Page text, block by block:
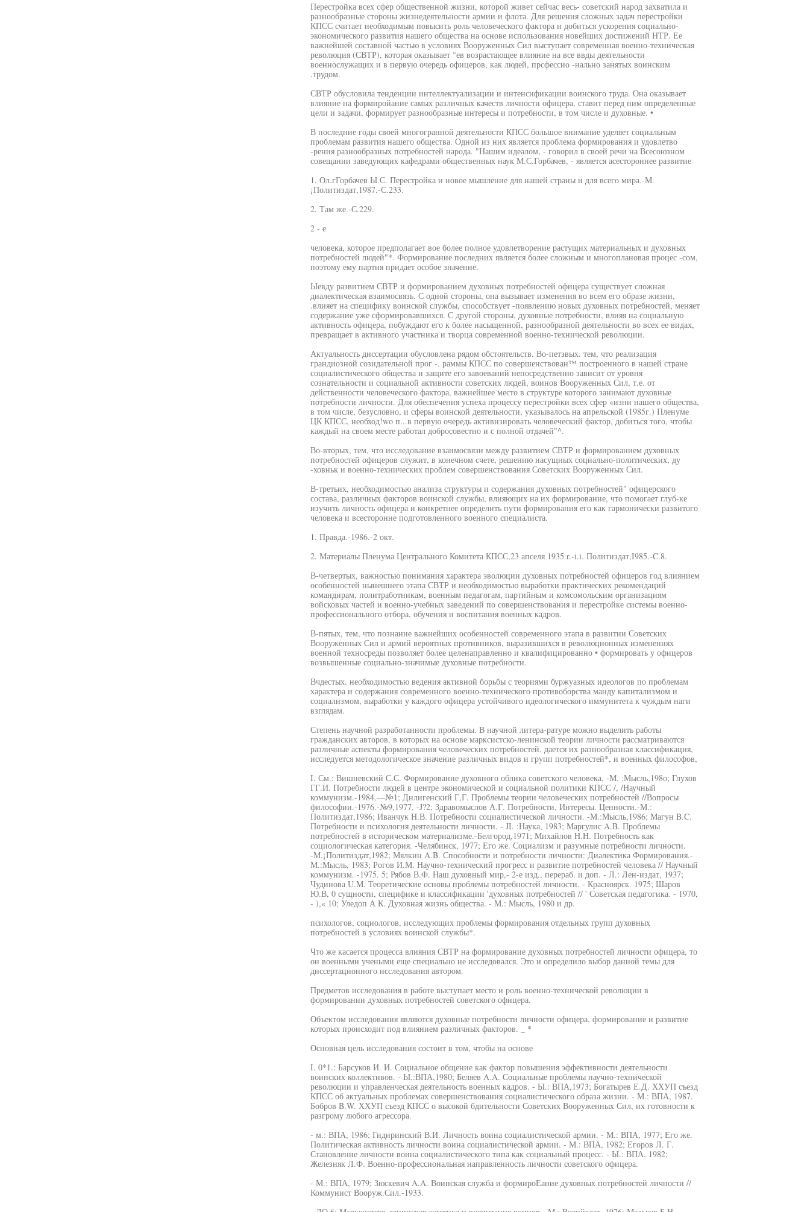
Перестройка всех сфер общественной жизни, которой живет сейчас весь- советский народ захватила и
разнообразные стороны жизнедеятельности армии и флота. Для решения сложных задач перестройки
КПСС считает необходимым повысить роль человеческого фактора и добиться ускорения социально-
экономического развития нашего общества на основе использования новейших достижений НТР. Ее
важнейшей составной частью в условиях Вооруженных Сил выступает современная военно-техническая
революция (СВТР), которая оказывает °ев возрастающее влияние на все ввды деятельности
военнослужащих и в первую очередь офицеров, как людей, прсфессио -нально занятых воинским
.трудом.
СВТР обусловила тенденции интеллектуализации и интенсификации воинского труда. Она оказывает
влияние на формиройание самых различных качеств личности офицера, ставит перед ним определенные
цели и задачи, формирует разнообразные интересы и потребности, в том числе и духовные. •
В последние годы своей многогранной деятельности КПСС большое внимание уделяет социальным
проблемам развития нашего общества. Одной из них является проблема формирования и удовлетво
-рения разнообразных потребностей народа. "Нашим идеалом, - говорил в своей речи на Всесоюзном
совещании заведующих кафедрами общественных наук М.С.Горбачев, - является асестороннее развитие
1. Ол.гГорбачев Ы.С. Перестройка и новое мышление для нашей страны и для всего мира.-М.
¡Политиздат,1987.-С.233.
2. Там же.-С.229.
2 - е
человека, которое предполагает вое более полное удовлетворение растущих материальных и духовных
потребностей людей"*. Формирование последних является более сложным и многоплановая процес -сом,
поэтому ему партия придает особое значение.
Ыевду развитием СВТР и формированием духовных потребностей офицера существует сложная
диалектическая взаимосвязь. С одной стороны, она вызывает изменения во всем его образе жизни,
.влияет на специфику воинской службы, способствует -появлению новых духовных потребностей, меняет
содержание уже сформировавшихся. С другой стороны, духовные потребности, влияя на социальную
активность офицера, побуждают его к более насыщенной, разнообразной деятельности во всех ее видах,
превращает в активного участника и творца современной военно-технической революции.
Актуальность диссертации обусловлена рядом обстоятельств. Во-петзвых. тем, что реализация
грандиозной созидательной прог -. раммы КПСС по совершенствован™ построенного в нашей стране
социалистического общества и защите его завоеваний непосредственно зависит от уровня
сознательности и социальной активности советских людей, воинов Вооруженных Сил, т.е. от
действенности человеческого фактора, важнейшее место в структуре которого занимают духовные
потребности личности. Для обеспечения успеха процессу перестройки всех сфер «изни нашего общества,
в том числе, безусловно, и сферы воинской деятельности, указывалось на апрельской (1985г.) Пленуме
ЦК КПСС, необход!wo п...в первую очередь активизировать человеческий фактор, добиться того, чтобы
каждый на своем месте работал добросовестно и с полной отдачей"^.
Во-вторых, тем, что исследование взаимосвязи между развитием СВТР и формированием духовных
потребностей офицеров служит, в конечном счете, решению насущных социально-политических, ду
-ховньк и военно-технических проблем совершенствования Советских Вооруженных Сил.
В-третьих, необходимостью анализа структуры и содержания духовных потребностей" офицерского
состава, различных факторов воинской службы, влияющих на их формирование, что помогает глуб-ке
изучить личность офицера и конкретнее определить пути формирования его как гармонически развитого
человека и всесторонне подготовленного военного специалиста.
1. Правда.-1986.-2 окт.
2. Материалы Пленума Центрального Комитета КПСС,23 апселя 1935 r.-i.i. Политиздат,I985.-C.8.
В-четвертых, важностью понимания характера эволюции духовных потребностей офицеров год влиянием
особенностей нынешнего этапа СВТР и необходимостью выработки практических рекомендаций
командирам, политработникам, военным педагогам, партийным и комсомольским организациям
войсковых частей и военно-учебных заведений по совершенствования и перестройке системы военно-
профессионального отбора, обучения и воспитания военных кадров.
В-пятых, тем, что познание важнейших особенностей современного этапа в развитии Советских
Вооруженных Сил и армий вероятных противников, выразившихся в революционных изменениях
военной техносреды позволяет более целенаправленно и квалифицированно • формировать у офицеров
возвышенные социально-значимые духовные потребности.
Вчдестых. необходимостью ведения активной борьбы с теориями буржуазных идеологов по проблемам
характера и содержания современного военно-технического противоборства манду капитализмом и
социализмом, выработки у каждого офицера устойчивого идеологического иммунитета к чуждым наги
взглядам.
Степень научной разработанности проблемы. В научной литера-ратуре можно выделить работы
гражданских авторов, в которых на основе марксистско-ленинской теории личности рассматриваются
различные аспекты формирования человеческих потребностей, дается их разнообразная классификация,
исследуется методологическое значение различных видов и групп потребностей*, и военных философов,
I. См.: Вишневский С.С. Формирование духовного облика советского человека. -М. :Мысль,198о; Глухов
ГГ.И. Потребности людей в центре экономической и социальной политики КПСС /, /Научный
коммунизм.-1984.—№1; Днлигенский Г,Г. Проблемы теории человеческих потребностей //Вопросы
философии.-1976.-№9,1977. -J?2; Здравомыслов А.Г. Потребности, Интересы. Ценности.-М.:
Политиздат,1986; Иванчук Н.В. Потребности социалистической личности. -М.:Мысль,1986; Магун B.C.
Потребности и психология деятельности личности. - JI. :Наука, 1983; Маргулис A.B. Проблемы
потребностей в историческом материализме.-Белгород,1971; Михайлов H.H. Потребность как
социологическая категория. -Челябинск, 1977; Его же. Социализм и разумные потребности личности.
-М.¡Политиздат,1982; Мялкин A.B. Способности и потребности личности: Диалектика Формирования.-
М.:Мысль, 1983; Рогов И.М. Научно-технический прогресс и развитие потребностей человека // Научный
коммунизм. -1975. 5; Рябов В.Ф. Наш духовный мир,- 2-е изд., перераб. и доп. - Л.: Лен-издат, 1937;
Чудинова U.M. Теоретические основы проблемы потребностей личности. - Красноярск. 1975; Шаров
Ю.В, 0 сущности, специфике и классификации 'духовных потребностей // ' Советская педагогика. - 1970,
- ),« 10; Уледоп А К. Духовная жизнь общества. - М.: Мысль, 1980 и др.
психологов, социологов, исследующих проблемы формирования отдельных групп духовных
потребностей в условиях воинской службы*.
Что же касается процесса влияния СВТР на формирование духовных потребностей личности офицера, то
он военными учеными еще специально не исследовался. Это и определило выбор данной темы для
диссертационного исследования автором.
Предметов исследования в работе выступает место и роль военно-технической революции в
формировании духовных потребностей советского офицера.
Объектом исследования являются духовные потребности личности офицера, формирование и развитие
которых происходит под влиянием различных факторов. _ *
Основная цель исследования состоит в том, чтобы на основе
I. 0*1.: Барсуков И. И. Социальное общение как фактор повышения эффективности деятельности
воинских коллективов. - Ы.:ВПА,1980; Беляев A.A. Социальные проблемы научно-технической
революции и управленческая деятельность военных кадров. - Ы.: ВПА,1973; Богатырев Е.Д. ХХУП съезд
КПСС об актуальных проблемах совершенствования социалистического образа жизни. - М.: ВПА, 1987.
Бобров B.W. ХХУП съезд КПСС о высокой бдительности Советских Вооруженных Сил, их готовности к
разгрому любого агрессора.
- м.: ВПА, 1986; Гидиринский В.И. Личность воина социалистической армии. - М.: ВПА, 1977; Его же.
Политическая активность личности воина социалистической армии. - М.: ВПА, 1982; Егоров Л. Г.
Становление личности воина социалистического типа как социальный процесс. - Ы.: ВПА, 1982;
Железняк Л.Ф. Военно-профессиональная направленность личности советского офицера.
- М.: ВПА, 1979; Зюскевич A.A. Воинская служба и формироЕание духовных потребностей личности //
Коммунист Вооруж.Сил.-1933.